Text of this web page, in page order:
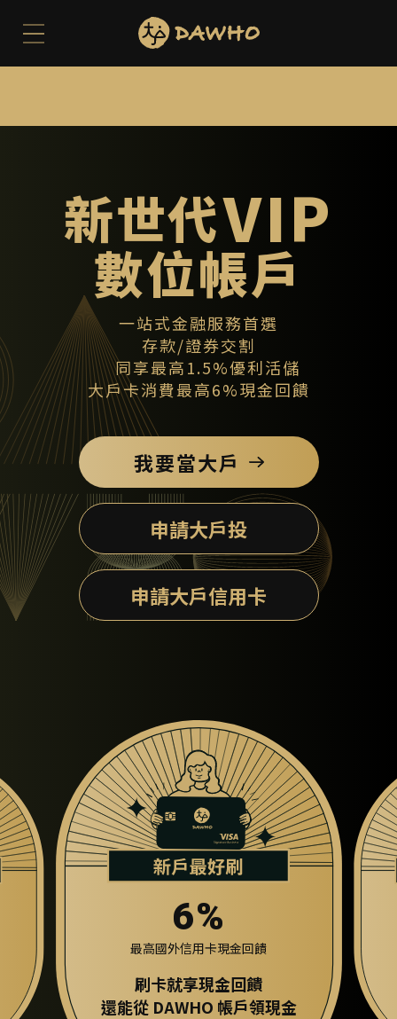
新世代VIP
數位帳戶
一站式金融服務首選
存款/證券交割
同享最高1.5%優利活儲
大戶卡消費最高6%現金回饋
我要當大戶
申請大戶投
申請大戶信用卡
6%
最高國外信用卡現金回饋
刷卡就享現金回饋
還能從 DAWHO 帳戶領現金